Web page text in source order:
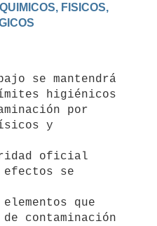
FISICOS,
higiénicos
por
y
oficial
efectos se
que
contaminación